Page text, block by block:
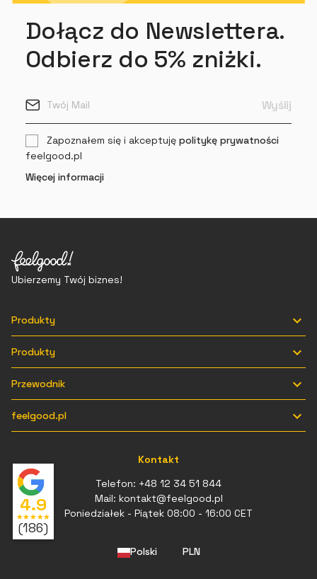
Dołącz do Newslettera.
Odbierz do 5% zniżki.
Zapoznałem się i akceptuję politykę prywatności
feelgood.pl
Więcej informacji
Ubierzemy Twój biznes!
Produkty 
Produkty 
Przewodnik 
feelgood.pl 
Kontakt
Telefon: +48 12 34 51 844
Mail: kontakt@feelgood.pl
Poniedziałek - Piątek 08:00 - 16:00 CET
Polski PLN
4.9
starstar star starstar
(186)